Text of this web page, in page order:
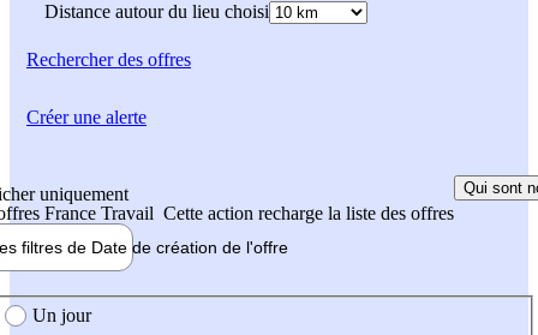
Distance autour du lieu choisi
Rechercherdes offres
uniquement
France Travail Cette action recharge la liste des offres
Qui sont
filtres de Date de création de l'offre
création de l'offre
Un jour
Créer une alerte